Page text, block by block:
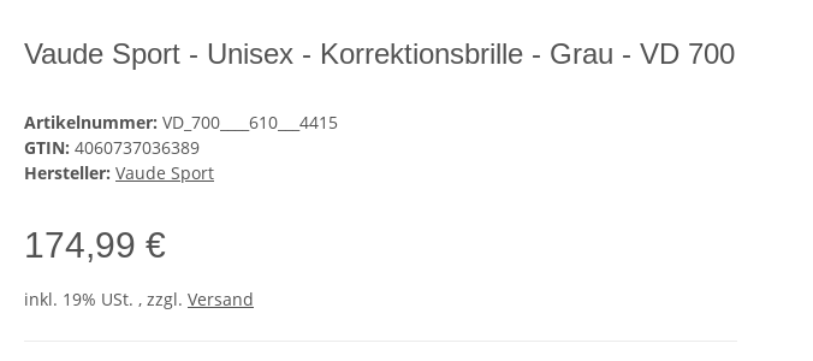
Vaude Sport - Unisex - Korrektionsbrille - Grau - VD 700
Artikelnummer: VD_700____610___4415
GTIN: 4060737036389
Hersteller: Vaude Sport
174,99 €
inkl. 19% USt. , zzgl. Versand